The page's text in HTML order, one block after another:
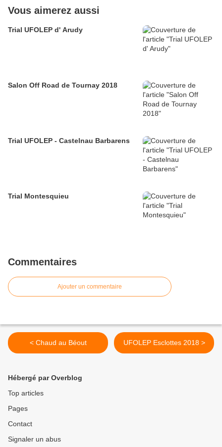
Vous aimerez aussi
Trial UFOLEP d' Arudy
Salon Off Road de Tournay 2018
Trial UFOLEP - Castelnau Barbarens
Trial Montesquieu
Commentaires
Ajouter un commentaire
< Chaud au Béout UFOLEP Esclottes 2018 >
Hébergé par Overblog
Top articles
Pages
Contact
Signaler un abus